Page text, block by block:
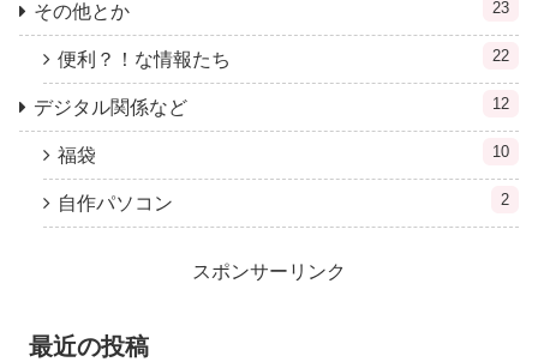
その他とか 23
便利？！な情報たち 22
デジタル関係など 12
福袋 10
自作パソコン 2
スポンサーリンク
最近の投稿